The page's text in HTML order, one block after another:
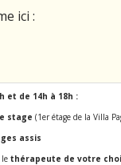
ici :
et de 14h à 18h :
stage (1er étage de la Villa
assis
le thérapeute de votre